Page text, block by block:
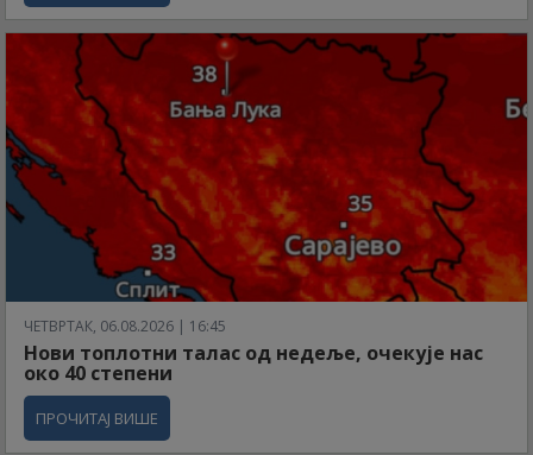
ЧЕТВРТАК, 06.08.2026 | 16:45
Нови топлотни талас од недеље, очекује нас
око 40 степени
ПРОЧИТАЈ ВИШЕ